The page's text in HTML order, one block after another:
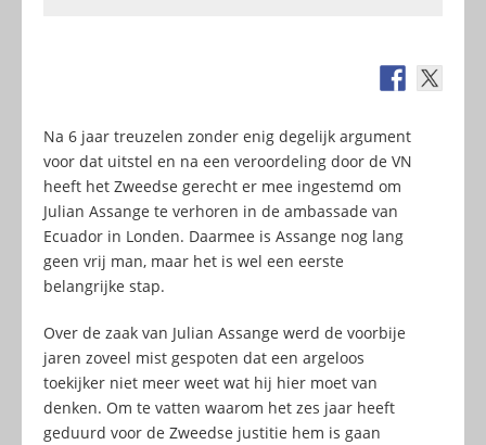
Na 6 jaar treuzelen zonder enig degelijk argument
voor dat uitstel en na een veroordeling door de VN
heeft het Zweedse gerecht er mee ingestemd om
Julian Assange te verhoren in de ambassade van
Ecuador in Londen. Daarmee is Assange nog lang
geen vrij man, maar het is wel een eerste
belangrijke stap.
Over de zaak van Julian Assange werd de voorbije
jaren zoveel mist gespoten dat een argeloos
toekijker niet meer weet wat hij hier moet van
denken. Om te vatten waarom het zes jaar heeft
geduurd voor de Zweedse justitie hem is gaan